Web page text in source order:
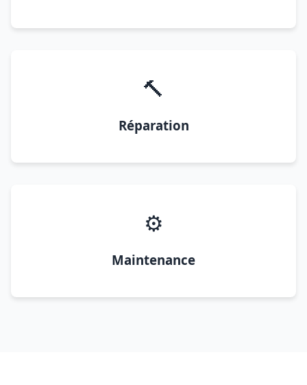
🔨
Réparation
⚙️
Maintenance